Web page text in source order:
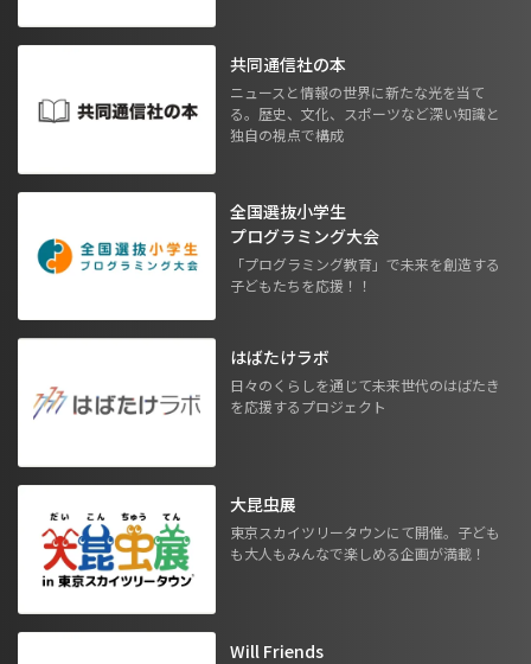
共同通信社の本
ニュースと情報の世界に新たな光を当て
る。歴史、文化、スポーツなど深い知識と
独自の視点で構成
全国選抜小学生
プログラミング大会
「プログラミング教育」で未来を創造する
子どもたちを応援！！
はばたけラボ
日々のくらしを通じて未来世代のはばたき
を応援するプロジェクト
大昆虫展
東京スカイツリータウンにて開催。子ども
も大人もみんなで楽しめる企画が満載！
Will Friends